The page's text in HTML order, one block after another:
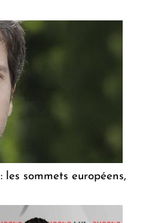
les sommets européens,